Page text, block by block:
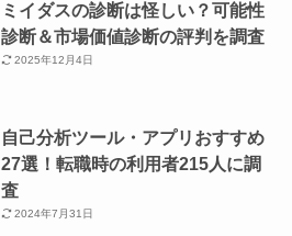
ミイダスの診断は怪しい？可能性
診断＆市場価値診断の評判を調査
2025年12月4日
自己分析ツール・アプリおすすめ
27選！転職時の利用者215人に調
査
2024年7月31日